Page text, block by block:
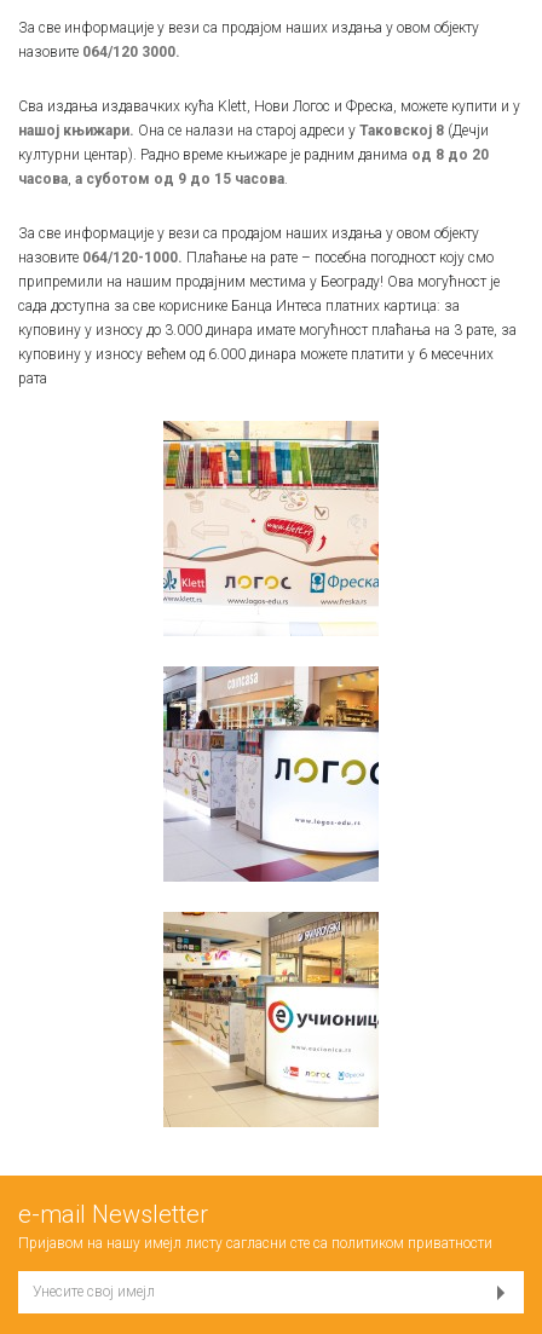
За све информације у вези са продајом наших издања у овом објекту
назовите 064/120 3000.
Сва издања издавачких кућа Klett, Нови Логос и Фреска, можете купити и у
нашој књижари. Она се налази на старој адреси у Таковској 8 (Дечји
културни центар). Радно време књижаре је радним данима од 8 до 20
часова, а суботом од 9 до 15 часова.
За све информације у вези са продајом наших издања у овом објекту
назовите 064/120-1000. Плаћање на рате – посебна погодност коју смо
припремили на нашим продајним местима у Београду! Ова могућност је
сада доступна за све кориснике Банца Интеса платних картица: за
куповину у износу до 3.000 динара имате могућност плаћања на 3 рате, за
куповину у износу већем од 6.000 динара можете платити у 6 месечних
рата
е-mail Newsletter
Пријавом на нашу имејл листу сагласни сте са политиком приватности